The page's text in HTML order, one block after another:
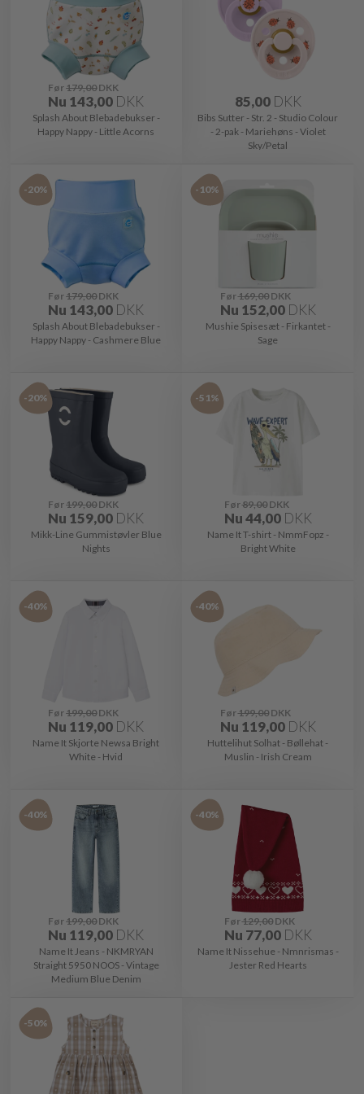
Før179,00DKK
Nu 143,00 DKK
Splash About Blebadebukser -
Happy Nappy - Little Acorns
85,00 DKK
Bibs Sutter - Str. 2 - Studio Colour
- 2-pak - Mariehøns - Violet
Sky/Petal
-20%
Før179,00DKK
Nu 143,00 DKK
Splash About Blebadebukser -
Happy Nappy - Cashmere Blue
-10%
Før169,00DKK
Nu 152,00 DKK
Mushie Spisesæt - Firkantet -
Sage
-20%
Før199,00DKK
Nu 159,00 DKK
Mikk-Line Gummistøvler Blue
Nights
-51%
Før89,00DKK
Nu44,00 DKK
Name It T-shirt - NmmFopz -
Bright White
-40%
Før199,00DKK
Nu 119,00 DKK
Name It Skjorte Newsa Bright
White - Hvid
-40%
Før199,00DKK
Nu 119,00 DKK
Huttelihut Solhat - Bøllehat -
Muslin - Irish Cream
-40%
Før199,00DKK
Nu 119,00 DKK
Name It Jeans - NKMRYAN
Straight 5950 NOOS - Vintage
Medium Blue Denim
-40%
Før129,00DKK
Nu 77,00 DKK
Name It Nissehue - Nmnrismas -
Jester Red Hearts
-50%